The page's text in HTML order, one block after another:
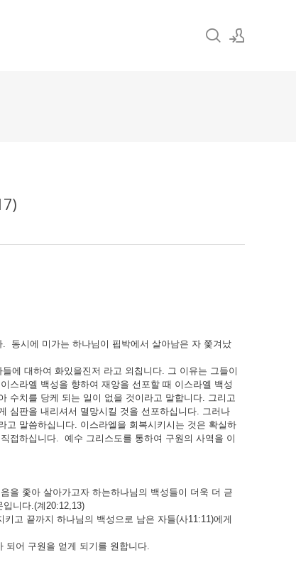
시에 미가는 하나님이 핍박에서 살아남은 자 쫓겨났
에 대하여 화있을진저 라고 외칩니다. 그 이유는 그들이
스라엘 백성을 향하여 재앙을 선포할 때 이스라엘 백성
수치를 당케 되는 일이 없을 것이라고 말합니다. 그리고
심판을 내리셔서 멸망시킬 것을 선포하십니다. 그러나
말씀하십니다. 이스라엘을 회복시키시는 것은 확실하
접하십니다. 예수 그리스도를 통하여 구원의 사역을 이
을 좇아 살아가고자 하는하나님의 백성들이 더욱 더 귿
니다.(계20:12,13)
끝까지 하나님의 백성으로 남은 자들(사11:11)에게
되어 구원을 얻게 되기를 원합니다.